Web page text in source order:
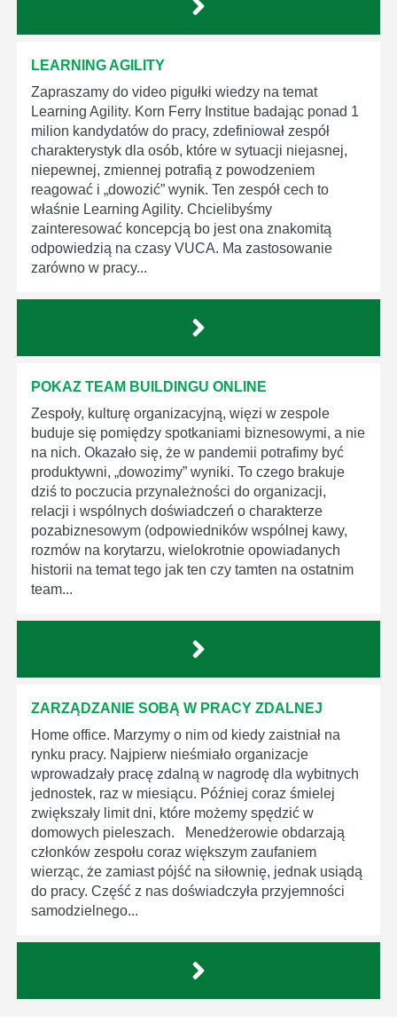
LEARNING AGILITY
Zapraszamy do video pigułki wiedzy na temat
Learning Agility. Korn Ferry Institue badając ponad 1
milion kandydatów do pracy, zdefiniował zespół
charakterystyk dla osób, które w sytuacji niejasnej,
niepewnej, zmiennej potrafią z powodzeniem
reagować i „dowozić” wynik. Ten zespół cech to
właśnie Learning Agility. Chcielibyśmy
zainteresować koncepcją bo jest ona znakomitą
odpowiedzią na czasy VUCA. Ma zastosowanie
zarówno w pracy...
POKAZ TEAM BUILDINGU ONLINE
Zespoły, kulturę organizacyjną, więzi w zespole
buduje się pomiędzy spotkaniami biznesowymi, a nie
na nich. Okazało się, że w pandemii potrafimy być
produktywni, „dowozimy” wyniki. To czego brakuje
dziś to poczucia przynależności do organizacji,
relacji i wspólnych doświadczeń o charakterze
pozabiznesowym (odpowiedników wspólnej kawy,
rozmów na korytarzu, wielokrotnie opowiadanych
historii na temat tego jak ten czy tamten na ostatnim
team...
ZARZĄDZANIE SOBĄ W PRACY ZDALNEJ
Home office. Marzymy o nim od kiedy zaistniał na
rynku pracy. Najpierw nieśmiało organizacje
wprowadzały pracę zdalną w nagrodę dla wybitnych
jednostek, raz w miesiącu. Później coraz śmielej
zwiększały limit dni, które możemy spędzić w
domowych pieleszach. Menedżerowie obdarzają
członków zespołu coraz większym zaufaniem
wierząc, że zamiast pójść na siłownię, jednak usiądą
do pracy. Część z nas doświadczyła przyjemności
samodzielnego...